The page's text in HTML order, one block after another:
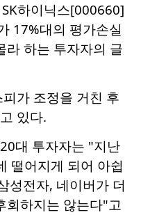
하이닉스[000660]
17%대의 평가손실
라 하는 투자자의 글
가 조정을 거친 후
있다.
대 투자자는 "지난
떨어지게 되어 아쉽
성전자, 네이버가 더
회하지는 않는다"고